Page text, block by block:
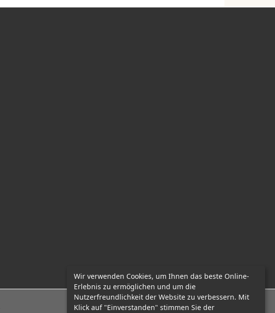
E-Mail: office@mcadvo.com
Wir verwenden Cookies, um Ihnen das beste Online-
Erlebnis zu ermöglichen und um die
Nutzerfreundlichkeit der Website zu verbessern. Mit
Klick auf "Einverstanden" stimmen Sie der